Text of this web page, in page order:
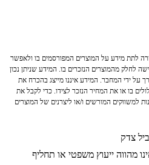
לתת מידע על המוצרים המפורסמים בו ולאפשר
לחלק מהמוצרים הנזכרים בו. המידע שניתן נכון
על ידי המחבר. המידע איננו מייצג בהכרח את
בו או את המחיר הנזכר לצידו. כדי לקבל את
למשווקים המורשים ו/או ליצרנים של המוצרים
מהווה ייעוץ משפטי או תחליף